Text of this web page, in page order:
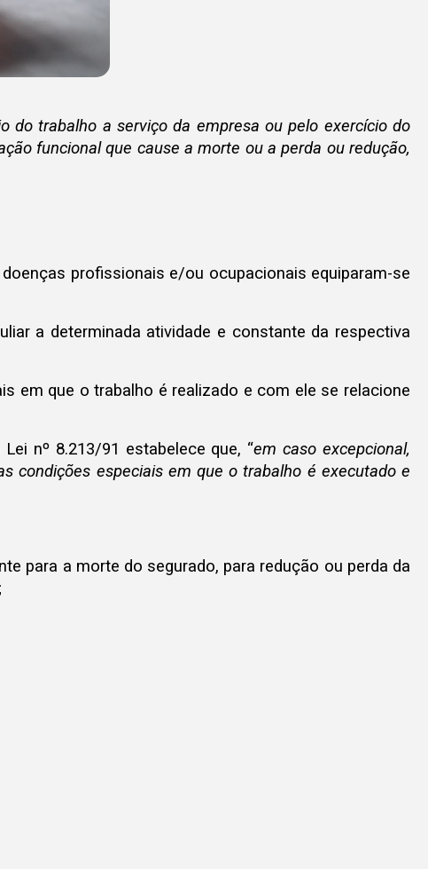
do trabalho a serviço da empresa ou pelo exercício do
funcional que cause a morte ou a perda ou redução,
profissionais e/ou ocupacionais equiparam-se
a determinada atividade e constante da respectiva
em que o trabalho é realizado e com ele se relacione
nº 8.213/91 estabelece que, “em caso excepcional,
condições especiais em que o trabalho é executado e
para a morte do segurado, para redução ou perda da